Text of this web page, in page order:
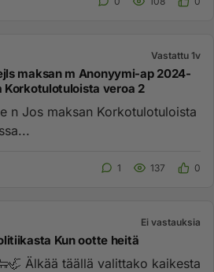
Vastattu 1v
Anonyymi-ap 2024-
veroa 2
1 137 0
Ei vastauksia
Kun ootte heitä
Älkää täällä valittako kaikesta